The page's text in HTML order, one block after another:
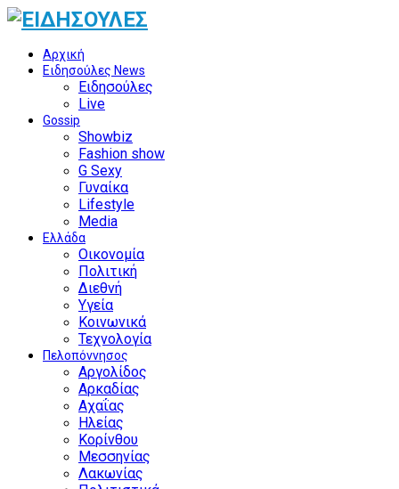
Αρχική
Ειδησούλες News
Ειδησούλες
Live
Gossip
Showbiz
Fashion show
G Sexy
Γυναίκα
Lifestyle
Media
Ελλάδα
Οικονομία
Πολιτική
Διεθνή
Υγεία
Κοινωνικά
Τεχνολογία
Πελοπόννησος
Αργολίδος
Αρκαδίας
Αχαΐας
Ηλείας
Κορίνθου
Μεσσηνίας
Λακωνίας